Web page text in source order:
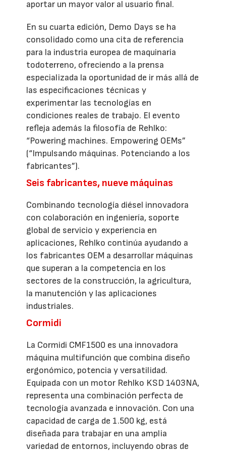
aportar un mayor valor al usuario final.
En su cuarta edición, Demo Days se ha
consolidado como una cita de referencia
para la industria europea de maquinaria
todoterreno, ofreciendo a la prensa
especializada la oportunidad de ir más allá de
las especificaciones técnicas y
experimentar las tecnologías en
condiciones reales de trabajo. El evento
refleja además la filosofía de Rehlko:
“Powering machines. Empowering OEMs”
(“Impulsando máquinas. Potenciando a los
fabricantes”).
Seis fabricantes, nueve máquinas
Combinando tecnología diésel innovadora
con colaboración en ingeniería, soporte
global de servicio y experiencia en
aplicaciones, Rehlko continúa ayudando a
los fabricantes OEM a desarrollar máquinas
que superan a la competencia en los
sectores de la construcción, la agricultura,
la manutención y las aplicaciones
industriales.
Cormidi
La Cormidi CMF1500 es una innovadora
máquina multifunción que combina diseño
ergonómico, potencia y versatilidad.
Equipada con un motor Rehlko KSD 1403NA,
representa una combinación perfecta de
tecnología avanzada e innovación. Con una
capacidad de carga de 1.500 kg, está
diseñada para trabajar en una amplia
variedad de entornos, incluyendo obras de